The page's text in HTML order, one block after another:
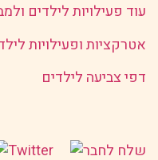
עוד פעילויות לילדים
אטרקציות ופעילויות
דפי צביעה לילדים